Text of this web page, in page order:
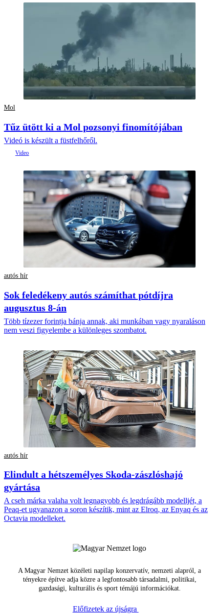
Mol
Tűz ütött ki a Mol pozsonyi finomítójában
Videó is készült a füstfelhőről.
autós hír
Sok feledékeny autós számíthat pótdíjra
augusztus 8-án
Több tízezer forintja bánja annak, aki munkában vagy nyaraláson
nem veszi figyelembe a különleges szombatot.
autós hír
Elindult a hétszemélyes Skoda-zászlóshajó
gyártása
A cseh márka valaha volt legnagyobb és legdrágább modelljét, a
Peaq-et ugyanazon a soron készítik, mint az Elroq, az Enyaq és az
Octavia modelleket.
A Magyar Nemzet közéleti napilap konzervatív, nemzeti alapról, a
tényekre építve adja közre a legfontosabb társadalmi, politikai,
gazdasági, kulturális és sport témájú információkat.
Előfizetek az újságra